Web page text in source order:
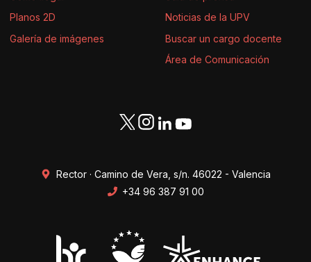
Planos 2D
Galería de imágenes
Noticias de la UPV
Buscar un cargo docente
Área de Comunicación
Rector · Camino de Vera, s/n. 46022 - Valencia
+34 96 387 91 00